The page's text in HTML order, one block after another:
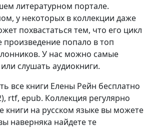
литературном портале.
у некоторых в коллекции даже
похвастаться тем, что его цикл
произведение попало в топ
У нас можно самые
слушать аудиокниги.
все книги Елены Рейн бесплатно
rtf, epub. Коллекция регулярно
книги на русском языке вы можете
наверняка найдете те